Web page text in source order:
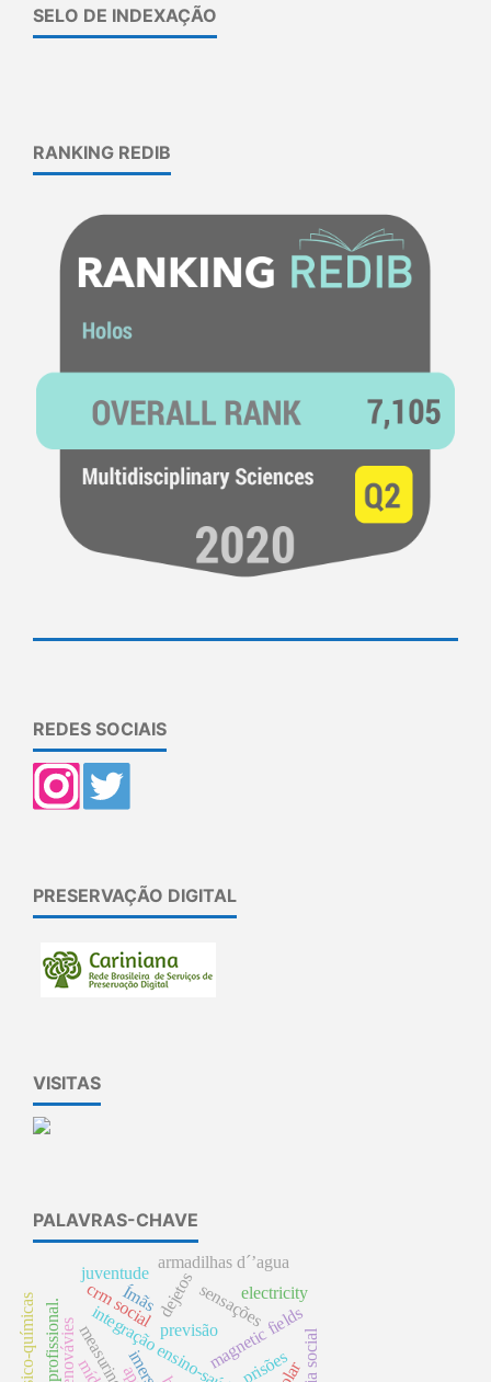
SELO DE INDEXAÇÃO
RANKING REDIB
REDES SOCIAIS
PRESERVAÇÃO DIGITAL
VISITAS
PALAVRAS-CHAVE
integração ensino-saúde
measuring magnetic fields
sensações
previsão
crm socialdejetos
juventude
Ímãs
armadilhas d´’agua
electricity
prisões